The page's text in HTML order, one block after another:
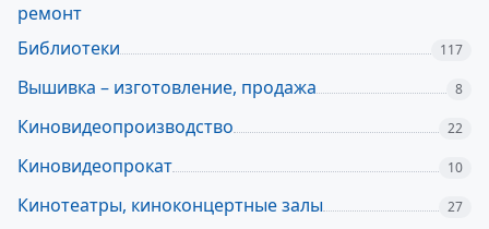
ремонт
Библиотеки 117
Вышивка – изготовление, продажа 8
Киновидеопроизводство 22
Киновидеопрокат 10
Кинотеатры, киноконцертные залы 27